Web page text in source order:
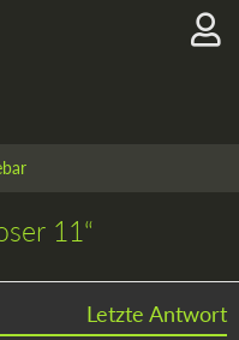
11“
Letzte Antwort